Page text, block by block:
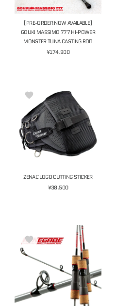
【PRE-ORDER NOW AVAILABLE】
GOUKI MASSIMO 777 HI-POWER
MONSTER TUNA CASTING ROD
¥174,900
ZENAC LOGO CUTTING STICKER
¥38,500